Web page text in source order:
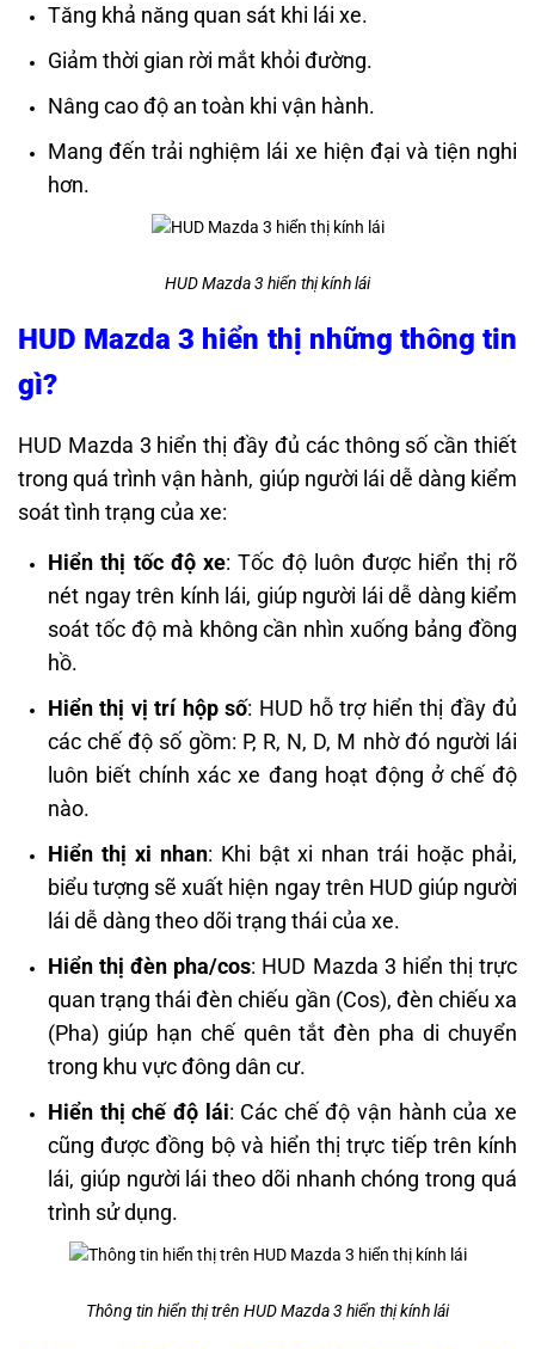
Tăng khả năng quan sát khi lái xe.
Giảm thời gian rời mắt khỏi đường.
Nâng cao độ an toàn khi vận hành.
Mang đến trải nghiệm lái xe hiện đại và tiện nghi
hơn.
HUD Mazda 3 hiển thị kính lái
HUD Mazda 3 hiển thị những thông tin
gì?
HUD Mazda 3 hiển thị đầy đủ các thông số cần thiết
trong quá trình vận hành, giúp người lái dễ dàng kiểm
soát tình trạng của xe:
Hiển thị tốc độ xe: Tốc độ luôn được hiển thị rõ
nét ngay trên kính lái, giúp người lái dễ dàng kiểm
soát tốc độ mà không cần nhìn xuống bảng đồng
hồ.
Hiển thị vị trí hộp số: HUD hỗ trợ hiển thị đầy đủ
các chế độ số gồm: P, R, N, D, M nhờ đó người lái
luôn biết chính xác xe đang hoạt động ở chế độ
nào.
Hiển thị xi nhan: Khi bật xi nhan trái hoặc phải,
biểu tượng sẽ xuất hiện ngay trên HUD giúp người
lái dễ dàng theo dõi trạng thái của xe.
Hiển thị đèn pha/cos: HUD Mazda 3 hiển thị trực
quan trạng thái đèn chiếu gần (Cos), đèn chiếu xa
(Pha) giúp hạn chế quên tắt đèn pha di chuyển
trong khu vực đông dân cư.
Hiển thị chế độ lái: Các chế độ vận hành của xe
cũng được đồng bộ và hiển thị trực tiếp trên kính
lái, giúp người lái theo dõi nhanh chóng trong quá
trình sử dụng.
Thông tin hiển thị trên HUD Mazda 3 hiển thị kính lái